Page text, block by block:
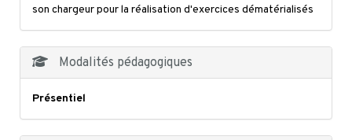
son chargeur pour la réalisation d'exercices dématérialisés
Modalités pédagogiques
Présentiel